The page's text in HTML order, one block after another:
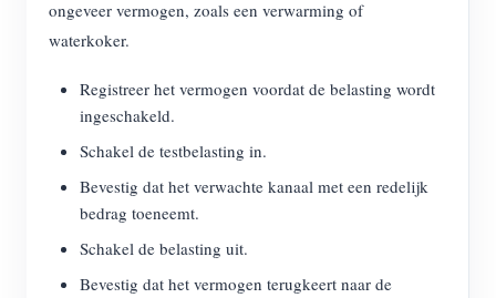
ongeveer vermogen, zoals een verwarming of
waterkoker.
Registreer het vermogen voordat de belasting wordt
ingeschakeld.
Schakel de testbelasting in.
Bevestig dat het verwachte kanaal met een redelijk
bedrag toeneemt.
Schakel de belasting uit.
Bevestig dat het vermogen terugkeert naar de